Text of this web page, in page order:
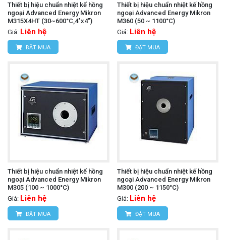
Thiết bị hiệu chuẩn nhiệt kế hồng
ngoại Advanced Energy Mikron
M315X4HT (30~600°C,4"x4")
Giá: Liên hệ
ĐẶT MUA
Thiết bị hiệu chuẩn nhiệt kế hồng
ngoại Advanced Energy Mikron
M360 (50 ~ 1100°C)
Giá: Liên hệ
ĐẶT MUA
Thiết bị hiệu chuẩn nhiệt kế hồng
ngoại Advanced Energy Mikron
M305 (100 ~ 1000°C)
Giá: Liên hệ
ĐẶT MUA
Thiết bị hiệu chuẩn nhiệt kế hồng
ngoại Advanced Energy Mikron
M300 (200 ~ 1150°C)
Giá: Liên hệ
ĐẶT MUA